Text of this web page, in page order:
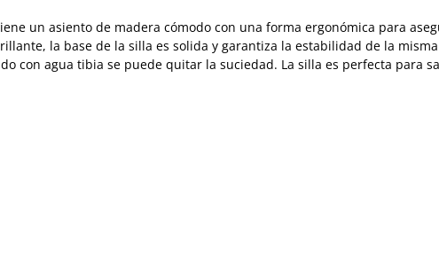
un asiento de madera cómodo con una forma ergonómica para
la base de la silla es solida y garantiza la estabilidad de la
con agua tibia se puede quitar la suciedad. La silla es perfecta para